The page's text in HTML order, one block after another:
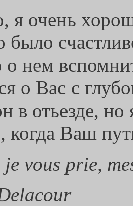
я очень
было
о нем
о Вас с
в отьезде,
когда Ваш
je vous prie,